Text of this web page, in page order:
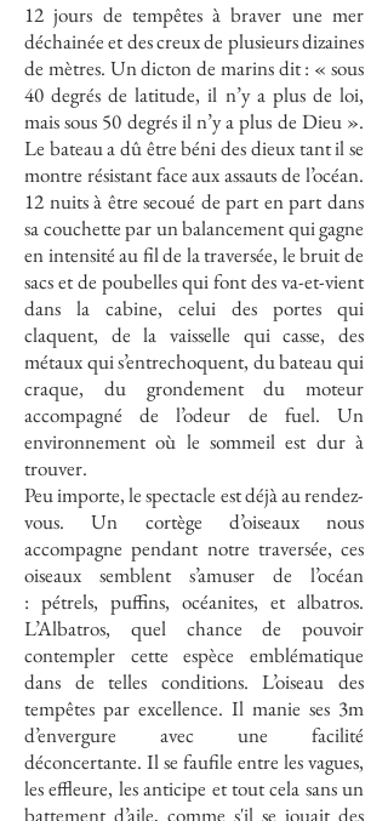
12 jours de tempêtes à braver une mer
déchainée et des creux de plusieurs dizaines
de mètres. Un dicton de marins dit : « sous
40 degrés de latitude, il n’y a plus de loi,
mais sous 50 degrés il n’y a plus de Dieu ».
Le bateau a dû être béni des dieux tant il se
montre résistant face aux assauts de l’océan.
12 nuits à être secoué de part en part dans
sa couchette par un balancement qui gagne
en intensité au fil de la traversée, le bruit de
sacs et de poubelles qui font des va-et-vient
dans la cabine, celui des portes qui
claquent, de la vaisselle qui casse, des
métaux qui s’entrechoquent, du bateau qui
craque, du grondement du moteur
accompagné de l’odeur de fuel. Un
environnement où le sommeil est dur à
trouver.​
Peu importe, le spectacle est déjà au rendez-
vous. Un cortège d’oiseaux nous
accompagne pendant notre traversée, ces
oiseaux semblent s’amuser de l’océan
: pétrels, puffins, océanites, et albatros.
L’Albatros, quel chance de pouvoir
contempler cette espèce emblématique
dans de telles conditions. L’oiseau des
tempêtes par excellence. Il manie ses 3m
d’envergure avec une facilité
déconcertante. Il se faufile entre les vagues,
les effleure, les anticipe et tout cela sans un
battement d’aile, comme s'il se jouait des